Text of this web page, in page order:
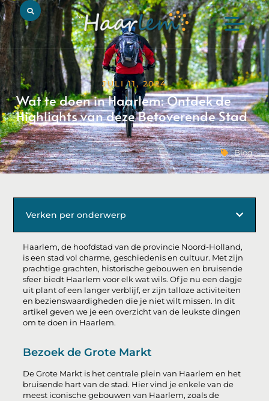
JULI 11, 2024
Wat te doen in Haarlem: Ontdek de
Highlights van deze Betoverende Stad
Blog
Haarlem, de hoofdstad van de provincie Noord-Holland,
is een stad vol charme, geschiedenis en cultuur. Met zijn
prachtige grachten, historische gebouwen en bruisende
sfeer biedt Haarlem voor elk wat wils. Of je nu een dagje
uit plant of een langer verblijf, er zijn talloze activiteiten
en bezienswaardigheden die je niet wilt missen. In dit
artikel geven we je een overzicht van de leukste dingen
om te doen in Haarlem.
Bezoek de Grote Markt
De Grote Markt is het centrale plein van Haarlem en het
bruisende hart van de stad. Hier vind je enkele van de
meest iconische gebouwen van Haarlem, zoals de
Verken per onderwerp